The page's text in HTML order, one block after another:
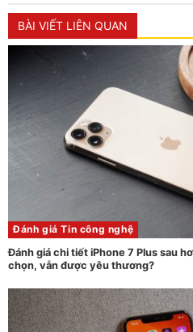
BÀI VIẾT LIÊN QUAN
Đánh giá Tin công nghệ
Đánh giá chi tiết iPhone 7 Plus sau
chọn, vẫn được yêu thương?